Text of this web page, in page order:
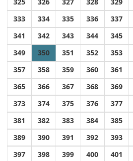
325
326 327 328 329
333
334 335 336 337
341
342 343 344 345
349
350 351 352 353
357
358 359 360 361
365
366 367 368 369
373
374 375 376 377
381
382 383 384 385
389
390 391 392 393
397
398 399 400 401